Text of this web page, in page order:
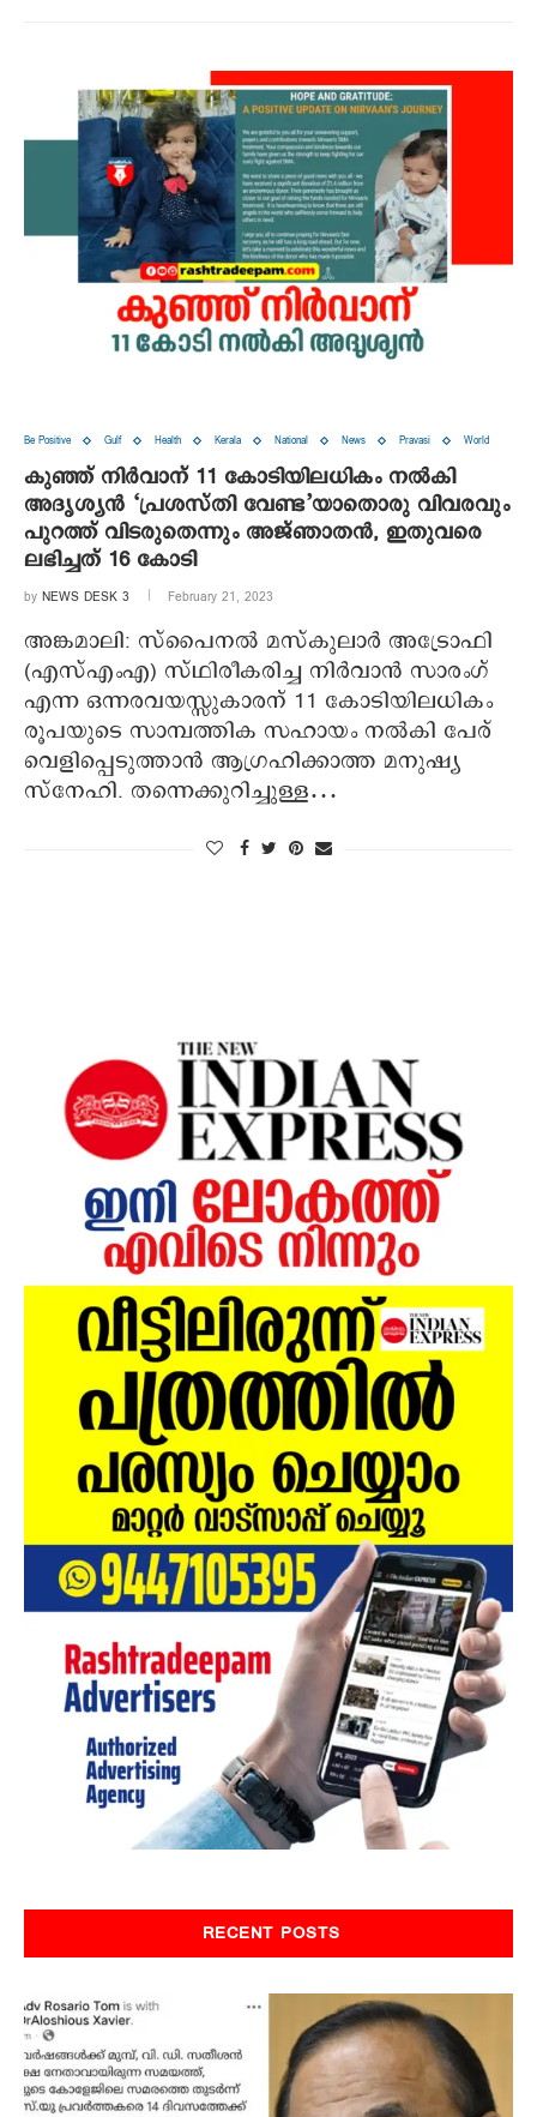
Be Positive Gulf Health Kerala National News Pravasi World
കുഞ്ഞ് നിര്‍വാന് 11 കോടിയിലധികം നല്‍കി
അദൃശ്യന്‍ ‘പ്രശസ്തി വേണ്ട’യാതൊരു വിവരവും
പുറത്ത് വിടരുതെന്നും അജ്ഞാതന്‍, ഇതുവരെ
ലഭിച്ചത് 16 കോടി
by NEWS DESK 3 February 21, 2023
അങ്കമാലി: സ്പൈനല്‍ മസ്‌കുലാര്‍ അട്രോഫി
(എസ്എംഎ) സ്ഥിരീകരിച്ച നിര്‍വാന്‍ സാരംഗ്
എന്ന ഒന്നരവയസ്സുകാരന് 11 കോടിയിലധികം
രൂപയുടെ സാമ്പത്തിക സഹായം നല്‍കി പേര്
വെളിപ്പെടുത്താന്‍ ആഗ്രഹിക്കാത്ത മനുഷ്യ
സ്‌നേഹി. തന്നെക്കുറിച്ചുള്ള…
RECENT POSTS